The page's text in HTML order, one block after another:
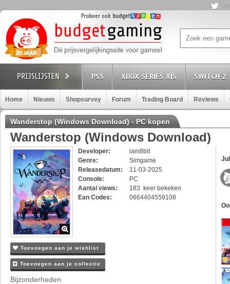
PS5 XBOX SERIES X|S SWITCH 2
Home Nieuws Shopsurvey Forum Trading Board Reviews
Wanderstop (Windows Download) - PC kopen
Wanderstop (Windows Download)
Developer:
iam8bit
Genre:
Simgame
Releasedatum:
11-03-2025
Console:
PC
Aantal views:
183 keer bekeken
Ean Codes:
0664404559108
Toevoegen aan je wishlist
Toevoegen aan je collectie
Bijzonderheden